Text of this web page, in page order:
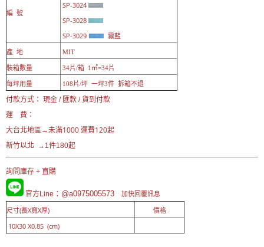
編 號
SP-3024
SP-3028
SP-3029
霧藍
產 地 MIT
裝箱數量 34片/箱 1㎡=34片
每坪用量 108片/坪 一坪3件 拆箱不退
付款方式： 現金 / 匯款 / 貨到付款
運 費：
大台北地區→未滿1000 運費120起
新竹以北 →1件180起
詢問庫存 + 直購
官方Line ：@a0975005573 加快回覆訊息
尺寸(長X寬X厚)
價格
10X30 X0.85 (cm)